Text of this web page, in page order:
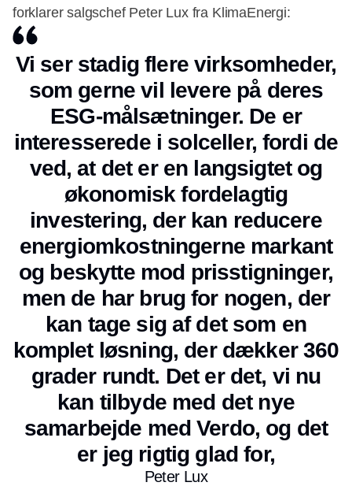
forklarer salgschef Peter Lux fra KlimaEnergi:
Vi ser stadig flere virksomheder,
som gerne vil levere på deres
ESG-målsætninger. De er
interesserede i solceller, fordi de
ved, at det er en langsigtet og
økonomisk fordelagtig
investering, der kan reducere
energiomkostningerne markant
og beskytte mod prisstigninger,
men de har brug for nogen, der
kan tage sig af det som en
komplet løsning, der dækker 360
grader rundt. Det er det, vi nu
kan tilbyde med det nye
samarbejde med Verdo, og det
er jeg rigtig glad for,
Peter Lux